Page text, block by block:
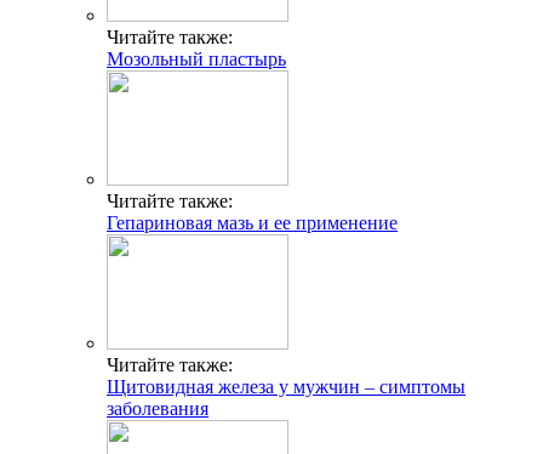
Читайте также:
Мозольный пластырь
Читайте также:
Гепариновая мазь и ее применение
Читайте также:
Щитовидная железа у мужчин – симптомы
заболевания